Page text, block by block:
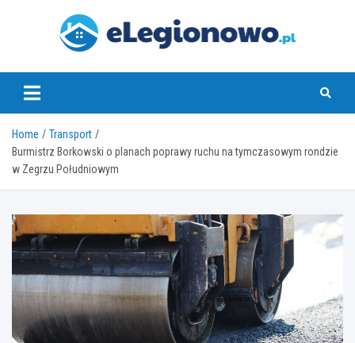
eLegionowo.pl
Home
Transport
Burmistrz Borkowski o planach poprawy ruchu na tymczasowym rondzie
w Zegrzu Południowym